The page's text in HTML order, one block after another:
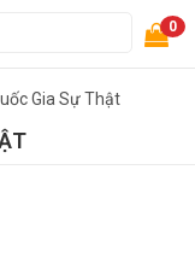
0
Gia Sự Thật